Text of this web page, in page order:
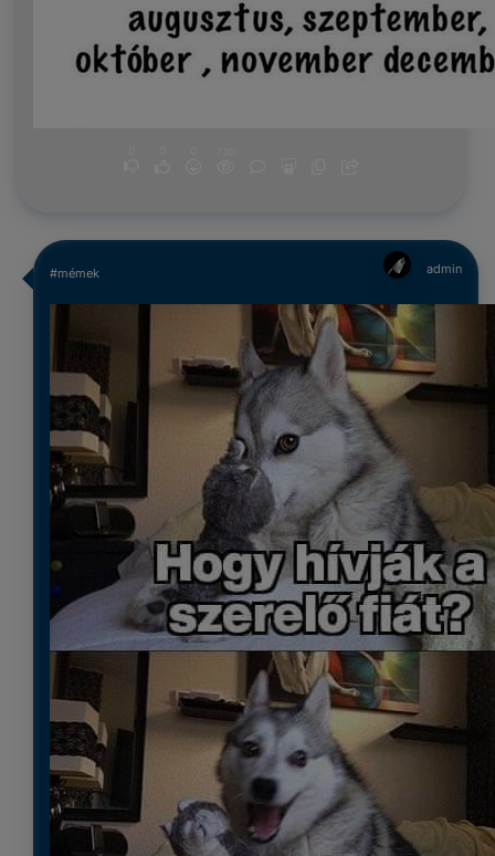
#mémek admin